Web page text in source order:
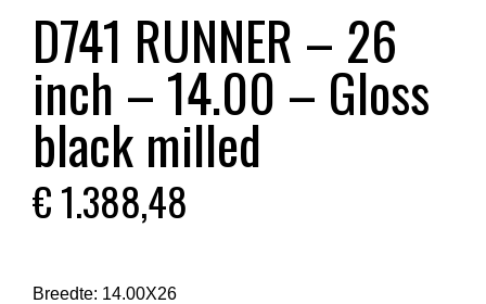
D741 RUNNER – 26
inch – 14.00 – Gloss
black milled
€1.388,48
Breedte: 14.00X26